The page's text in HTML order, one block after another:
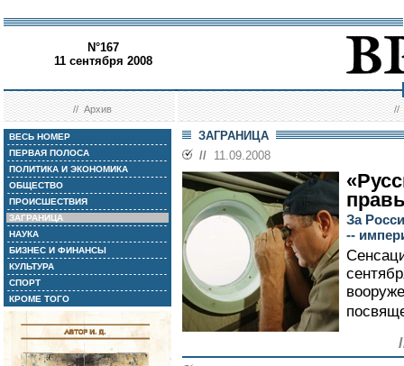
N°167
11 сентября 2008
//Архив //
ВЕСЬ НОМЕР
ПЕРВАЯ ПОЛОСА
ПОЛИТИКА И ЭКОНОМИКА
ОБЩЕСТВО
ПРОИСШЕСТВИЯ
ЗАГРАНИЦА
НАУКА
БИЗНЕС И ФИНАНСЫ
КУЛЬТУРА
СПОРТ
КРОМЕ ТОГО
ЗАГРАНИЦА
// 11.09.2008
За
--